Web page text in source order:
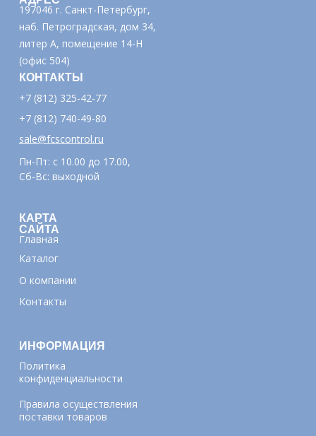
КОНТАКТЫ
КАРТА
САЙТА
ИНФОРМАЦИЯ
197046 г. Санкт-Петербург,
наб. Петроградская, дом 34,
литер А, помещение 14-Н
(офис 504)
+7 (812) 325-42-77
+7 (812) 740-49-80
sale@fcscontrol.ru
Пн-Пт: с 10.00 до 17.00,
Сб-Вс: выходной
Главная
Каталог
О компании
Контакты
Политика
конфиденциальности
Правила осуществления
поставки товаров